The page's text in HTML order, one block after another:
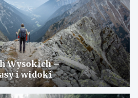
Wysokich –
i widoki